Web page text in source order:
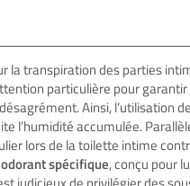
la transpiration des parties
particulière pour
Ainsi, l’utilisation
l’humidité accumulée.
lors de la toilette intime
spécifique, conçu pour